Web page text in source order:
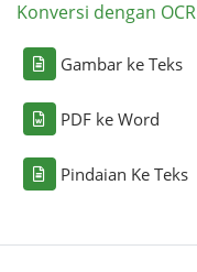
Konversi dengan OCR
Gambar ke Teks
PDF ke Word
Pindaian Ke Teks